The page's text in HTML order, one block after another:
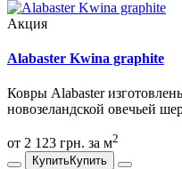
Акция
Alabaster Kwina graphite
Ковры Alabaster
новозеландской овечьей
от 2 123 грн. за м2
КупитьКупить